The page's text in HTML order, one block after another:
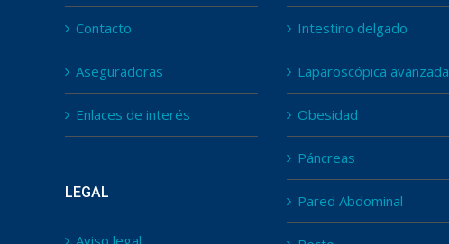
Contacto
Aseguradoras
Enlaces de interés
LEGAL
Aviso legal
Intestino delgado
Laparoscópica avanzada
Obesidad
Páncreas
Pared Abdominal